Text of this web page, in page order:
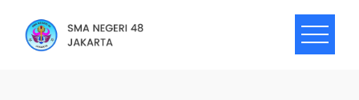
content